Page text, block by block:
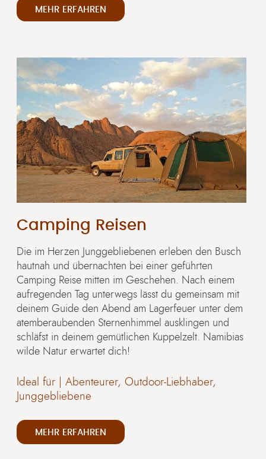
MEHR ERFAHREN
Camping Reisen
Die im Herzen Junggebliebenen erleben den Busch
hautnah und übernachten bei einer geführten
Camping Reise mitten im Geschehen. Nach einem
aufregenden Tag unterwegs lässt du gemeinsam mit
deinem Guide den Abend am Lagerfeuer unter dem
atemberaubenden Sternenhimmel ausklingen und
schläfst in deinem gemütlichen Kuppelzelt. Namibias
wilde Natur erwartet dich!
Ideal für | Abenteurer, Outdoor-Liebhaber,
Junggebliebene
MEHR ERFAHREN